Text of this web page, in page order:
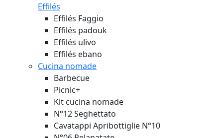
Effilés
Effilés Faggio
Effilés padouk
Effilés ulivo
Effilés ebano
Cucina nomade
Barbecue
Picnic+
Kit cucina nomade
N°12 Seghettato
Cavatappi Apribottiglie N°10